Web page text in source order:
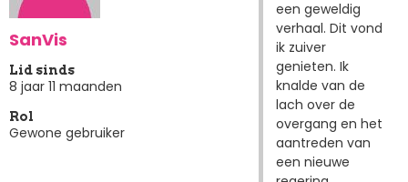
SanVis
Lid sinds
8 jaar 11 maanden
Rol
Gewone gebruiker
een geweldig
verhaal. Dit vond
ik zuiver
genieten. Ik
knalde van de
lach over de
overgang en het
aantreden van
een nieuwe